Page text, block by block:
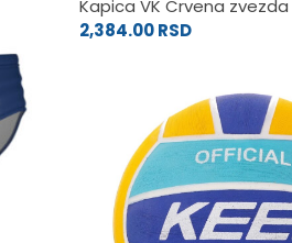
Kapica VK Crvena zvezda
2,384.00RSD